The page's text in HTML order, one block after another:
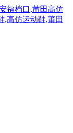
福档口,莆田高仿
,高仿运动鞋,莆田